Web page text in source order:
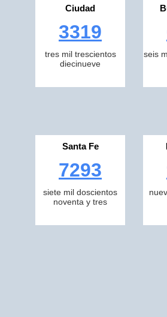
Ciudad
3319
tres mil trescientos
diecinueve
seis
Santa Fe
7293
siete mil doscientos
noventa y tres